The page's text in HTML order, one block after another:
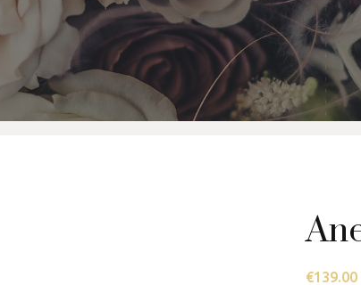
dati
Bracciali saldati e gioielli
permanenti
Piquadro
Polello
Alisia
€139.00